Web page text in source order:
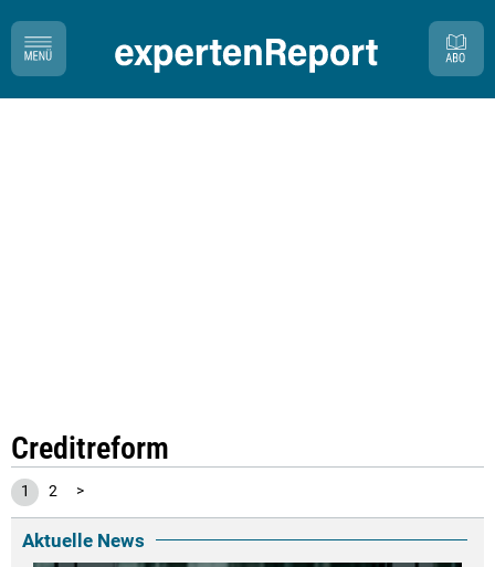
Creditreform
1 2 >
Aktuelle News